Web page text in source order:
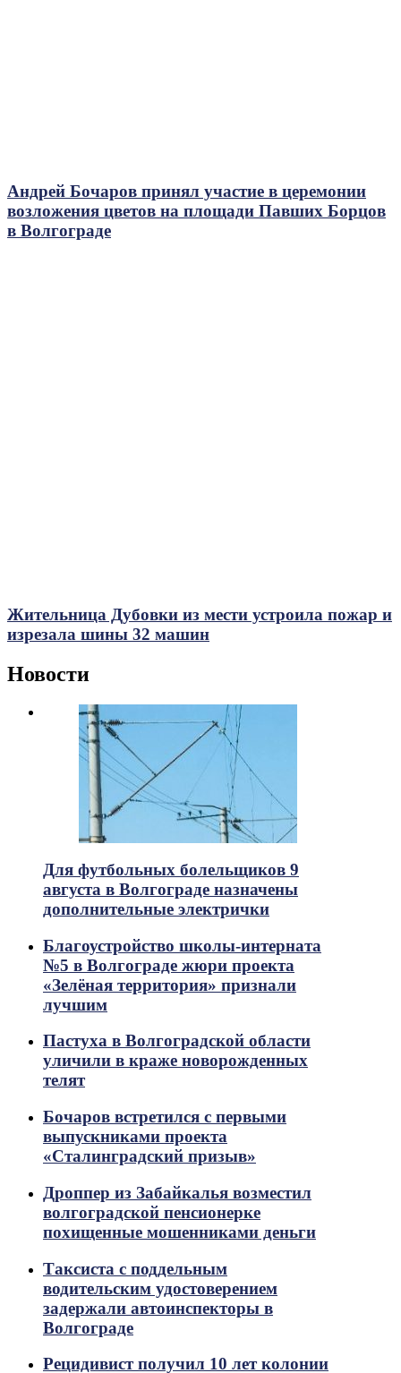
Андрей Бочаров принял участие в церемонии
возложения цветов на площади Павших Борцов
в Волгограде
Жительница Дубовки из мести устроила пожар и
изрезала шины 32 машин
Новости
Для футбольных болельщиков 9
августа в Волгограде назначены
дополнительные электрички
Благоустройство школы-интерната
№5 в Волгограде жюри проекта
«Зелёная территория» признали
лучшим
Пастуха в Волгоградской области
уличили в краже новорожденных
телят
Бочаров встретился с первыми
выпускниками проекта
«Сталинградский призыв»
Дроппер из Забайкалья возместил
волгоградской пенсионерке
похищенные мошенниками деньги
Таксиста с поддельным
водительским удостоверением
задержали автоинспекторы в
Волгограде
Рецидивист получил 10 лет колонии